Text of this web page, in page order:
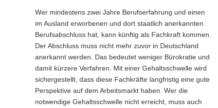
Wer mindestens zwei Jahre Berufserfahrung und einen
im Ausland erworbenen und dort staatlich anerkannten
Berufsabschluss hat, kann künftig als Fachkraft kommen.
Der Abschluss muss nicht mehr zuvor in Deutschland
anerkannt werden. Das bedeutet weniger Bürokratie und
damit kürzere Verfahren. Mit einer Gehaltsschwelle wird
sichergestellt, dass diese Fachkräfte langfristig eine gute
Perspektive auf dem Arbeitsmarkt haben. Wer die
notwendige Gehaltsschwelle nicht erreicht, muss auch